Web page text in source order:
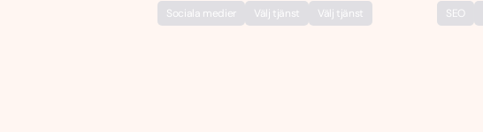
Sociala medier Välj tjänst Välj tjänst SEO